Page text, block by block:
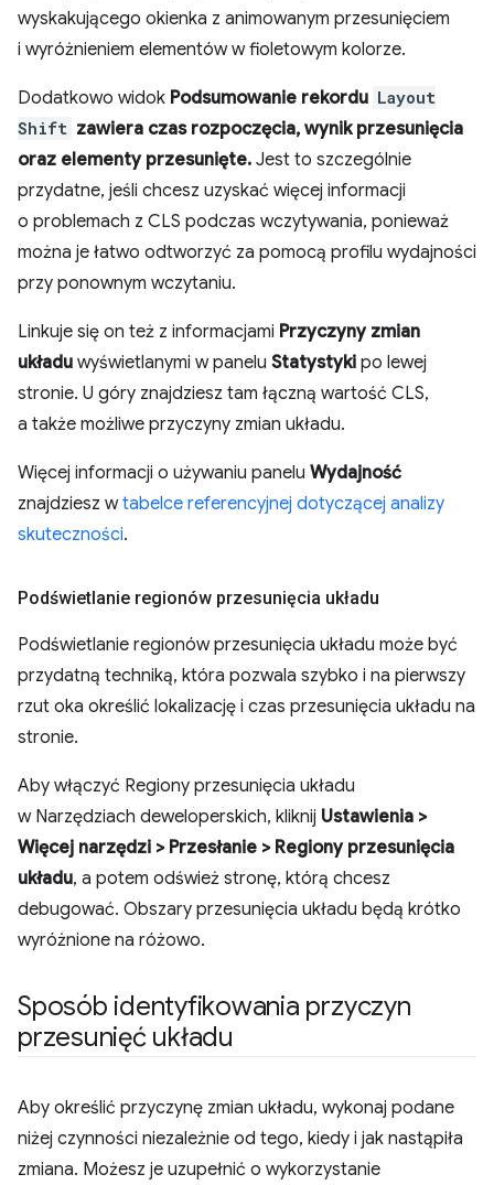
wyskakującego okienka z animowanym przesunięciem
i wyróżnieniem elementów w fioletowym kolorze.
Dodatkowo widok Podsumowanie rekordu Layout
Shift zawiera czas rozpoczęcia, wynik przesunięcia
oraz elementy przesunięte. Jest to szczególnie
przydatne, jeśli chcesz uzyskać więcej informacji
o problemach z CLS podczas wczytywania, ponieważ
można je łatwo odtworzyć za pomocą profilu wydajności
przy ponownym wczytaniu.
Linkuje się on też z informacjami Przyczyny zmian
układu wyświetlanymi w panelu Statystyki po lewej
stronie. U góry znajdziesz tam łączną wartość CLS,
a także możliwe przyczyny zmian układu.
Więcej informacji o używaniu panelu Wydajność
znajdziesz wtabelce referencyjnej dotyczącej analizy
skuteczności.
Podświetlanie regionów przesunięcia układu
Podświetlanie regionów przesunięcia układu może być
przydatną techniką, która pozwala szybko i na pierwszy
rzut oka określić lokalizację i czas przesunięcia układu na
stronie.
Aby włączyć Regiony przesunięcia układu
w Narzędziach deweloperskich, kliknij Ustawienia >
Więcej narzędzi > Przesłanie > Regiony przesunięcia
układu, a potem odśwież stronę, którą chcesz
debugować. Obszary przesunięcia układu będą krótko
wyróżnione na różowo.
Sposób identyfikowania przyczyn
przesunięć układu
Aby określić przyczynę zmian układu, wykonaj podane
niżej czynności niezależnie od tego, kiedy i jak nastąpiła
zmiana. Możesz je uzupełnić o wykorzystanie